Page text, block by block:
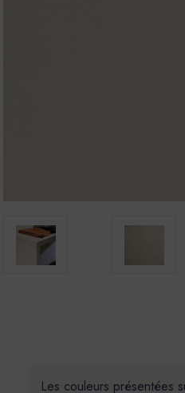
Les couleurs présentées